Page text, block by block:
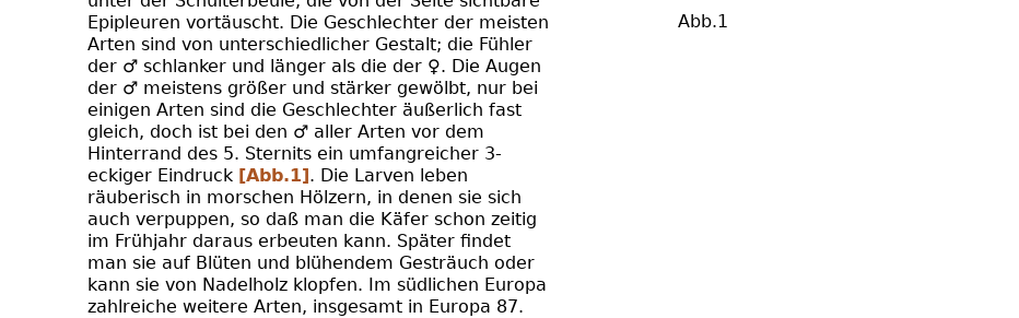
Epipleuren vortäuscht. Die Geschlechter der meisten
Arten sind von unterschiedlicher Gestalt; die Fühler
der ♂ schlanker und länger als die der ♀. Die Augen
der ♂ meistens größer und stärker gewölbt, nur bei
einigen Arten sind die Geschlechter äußerlich fast
gleich, doch ist bei den ♂ aller Arten vor dem
Hinterrand des 5. Sternits ein umfangreicher 3-
eckiger Eindruck [Abb.1]. Die Larven leben
räuberisch in morschen Hölzern, in denen sie sich
auch verpuppen, so daß man die Käfer schon zeitig
im Frühjahr daraus erbeuten kann. Später findet
man sie auf Blüten und blühendem Gesträuch oder
kann sie von Nadelholz klopfen. Im südlichen Europa
zahlreiche weitere Arten, insgesamt in Europa 87.
Abb.1